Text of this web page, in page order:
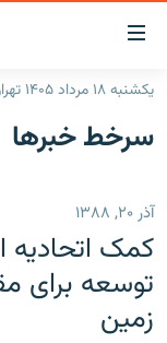
لینک‌های
قابلیت
دسترسی
بازگشت
اصلی
رفتن
صفحه
جستجو
ایران
رادیو
انتخاب کنید و بشنوید
برنامه‌های رادیویی
پادکست
چندرسانه‌ای
یکشنبه ۱۸ مرداد ۱۴۰۵ تهران ۱۱:۲۰
سرخط‌ خبرها
آذر ۲۰, ۱۳۸۸
کمک اتحادیه
توسعه برای
زمین